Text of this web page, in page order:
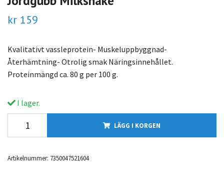
kr 159
Kvalitativt vassleprotein- Muskeluppbyggnad-
Återhämtning- Otrolig smak Näringsinnehållet.
Proteinmängd ca. 80 g per 100 g.
I lager.
LÄGG I KORGEN
Artikelnummer: 7350047521604